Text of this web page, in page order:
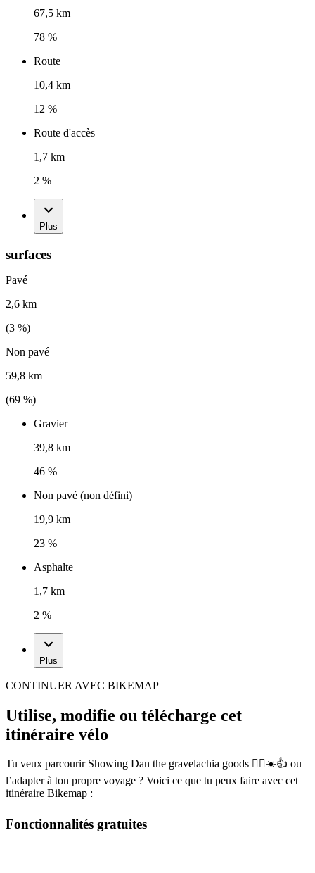
67,5 km
78 %
Route
10,4 km
12 %
Route d'accès
1,7 km
2 %
Plus
surfaces
Pavé
2,6 km
(3 %)
Non pavé
59,8 km
(69 %)
Gravier
39,8 km
46 %
Non pavé (non défini)
19,9 km
23 %
Asphalte
1,7 km
2 %
Plus
CONTINUER AVEC BIKEMAP
Utilise, modifie ou télécharge cet
itinéraire vélo
Tu veux parcourir Showing Dan the gravelachia goods 🚴‍♂️☀️👍 ou
l’adapter à ton propre voyage ? Voici ce que tu peux faire avec cet
itinéraire Bikemap :
Fonctionnalités gratuites